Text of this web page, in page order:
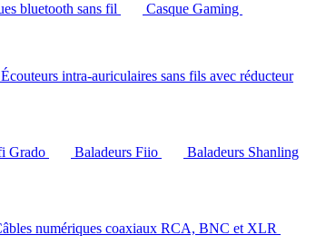
bluetooth sans fil
Casque Gaming
Écouteurs intra-auriculaires sans fils avec réducteur
Grado Baladeurs Fiio
Baladeurs Shanling
numériques coaxiaux RCA, BNC et XLR